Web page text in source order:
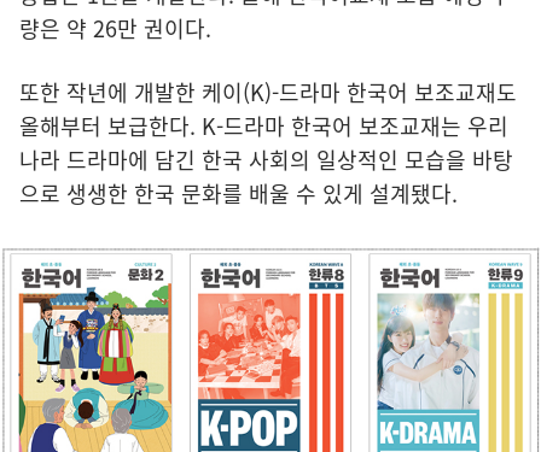
량은 약 26만 권이다.
또한 작년에 개발한 케이(K)-드라마 한국어 보조교재도
올해부터 보급한다. K-드라마 한국어 보조교재는 우리
나라 드라마에 담긴 한국 사회의 일상적인 모습을 바탕
으로 생생한 한국 문화를 배울 수 있게 설계됐다.